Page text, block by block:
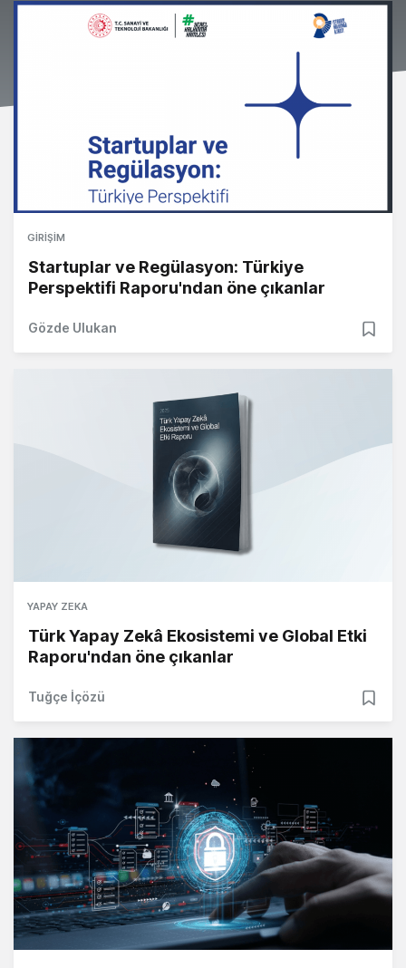
GIRIŞIM
Startuplar ve Regülasyon: Türkiye
Perspektifi Raporu'ndan öne çıkanlar
Gözde Ulukan
YAPAY ZEKA
Türk Yapay Zekâ Ekosistemi ve Global Etki
Raporu'ndan öne çıkanlar
Tuğçe İçözü